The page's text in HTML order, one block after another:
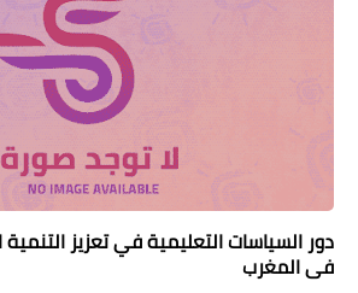
مواضيع
وثائق تربوية
الشؤون
التعليم
دور السياسات التعليمية في تعزيز
في المغرب